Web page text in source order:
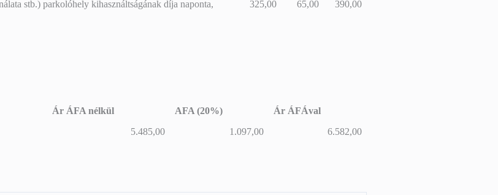
nélkül
(20%)
ÁFÁval
stb.) parkolóhely kihasználtságának díja naponta,
325,00 65,00 390,00
Ár ÁFA nélkül AFA (20%)
Ár ÁFÁval
5.485,00 1.097,00 6.582,00